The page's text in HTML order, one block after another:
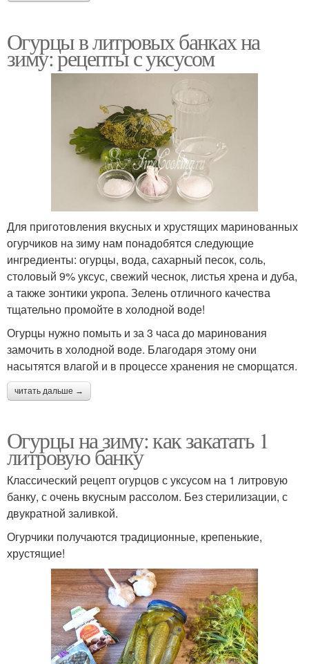
Огурцы в литровых банках на
зиму: рецепты с уксусом
Для приготовления вкусных и хрустящих маринованных
огурчиков на зиму нам понадобятся следующие
ингредиенты: огурцы, вода, сахарный песок, соль,
столовый 9% уксус, свежий чеснок, листья хрена и дуба,
а также зонтики укропа. Зелень отличного качества
тщательно промойте в холодной воде!
Огурцы нужно помыть и за 3 часа до маринования
замочить в холодной воде. Благодаря этому они
насытятся влагой и в процессе хранения не сморщатся.
читать дальше →
Огурцы на зиму: как закатать 1
литровую банку
Классический рецепт огурцов с уксусом на 1 литровую
банку, с очень вкусным рассолом. Без стерилизации, с
двукратной заливкой.
Огурчики получаются традиционные, крепенькие,
хрустящие!